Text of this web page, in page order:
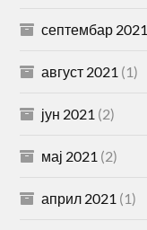
септембар 2021
август 2021 (1)
јун 2021 (2)
мај 2021 (2)
април 2021 (1)